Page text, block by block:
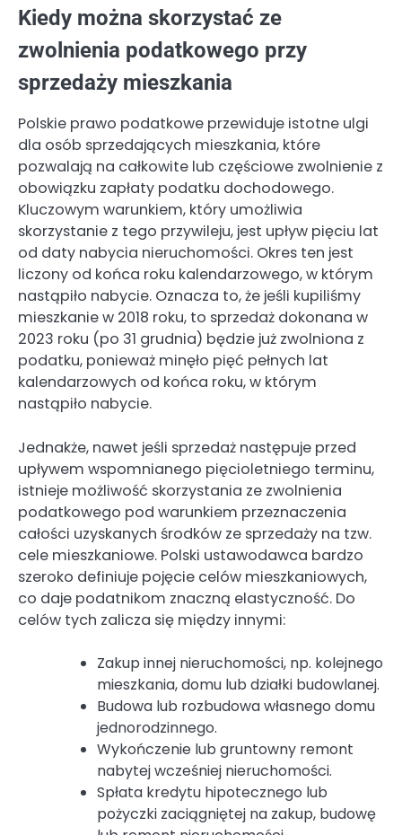
Kiedy można skorzystać ze
zwolnienia podatkowego przy
sprzedaży mieszkania
Polskie prawo podatkowe przewiduje istotne ulgi
dla osób sprzedających mieszkania, które
pozwalają na całkowite lub częściowe zwolnienie z
obowiązku zapłaty podatku dochodowego.
Kluczowym warunkiem, który umożliwia
skorzystanie z tego przywileju, jest upływ pięciu lat
od daty nabycia nieruchomości. Okres ten jest
liczony od końca roku kalendarzowego, w którym
nastąpiło nabycie. Oznacza to, że jeśli kupiliśmy
mieszkanie w 2018 roku, to sprzedaż dokonana w
2023 roku (po 31 grudnia) będzie już zwolniona z
podatku, ponieważ minęło pięć pełnych lat
kalendarzowych od końca roku, w którym
nastąpiło nabycie.
Jednakże, nawet jeśli sprzedaż następuje przed
upływem wspomnianego pięcioletniego terminu,
istnieje możliwość skorzystania ze zwolnienia
podatkowego pod warunkiem przeznaczenia
całości uzyskanych środków ze sprzedaży na tzw.
cele mieszkaniowe. Polski ustawodawca bardzo
szeroko definiuje pojęcie celów mieszkaniowych,
co daje podatnikom znaczną elastyczność. Do
celów tych zalicza się między innymi:
Zakup innej nieruchomości, np. kolejnego
mieszkania, domu lub działki budowlanej.
Budowa lub rozbudowa własnego domu
jednorodzinnego.
Wykończenie lub gruntowny remont
nabytej wcześniej nieruchomości.
Spłata kredytu hipotecznego lub
pożyczki zaciągniętej na zakup, budowę